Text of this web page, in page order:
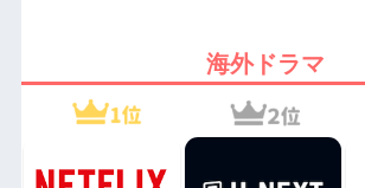
海外ドラマ